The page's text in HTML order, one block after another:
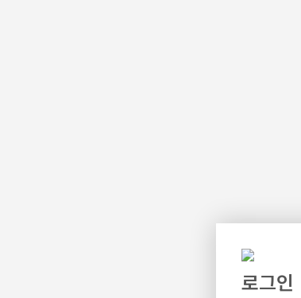
로그인